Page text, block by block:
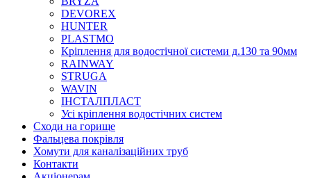
DEVOREX
HUNTER
PLASTMO
Кріплення для водостічної системи д.130 та 90мм
RAINWAY
STRUGA
WAVIN
ІНСТАЛПЛАСТ
Усі кріплення водостічних систем
Сходи на горище
Фальцева покрівля
Хомути для каналізаційних труб
Контакти